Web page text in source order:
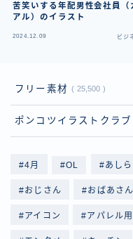
苦笑いする年配男性会社員（
アル）のイラスト
2024.12.09 ビジ
フリー素材 25,500
ポンコツイラストクラ
4月 OL あしら
おじさん おばあさん
アイコン アパレル用